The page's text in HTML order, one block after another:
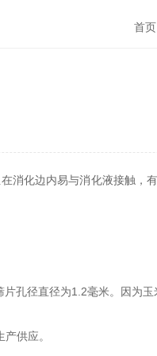
首页
消化边内易与消化液接触，
孔径直径为1.2毫米。因为
供应。